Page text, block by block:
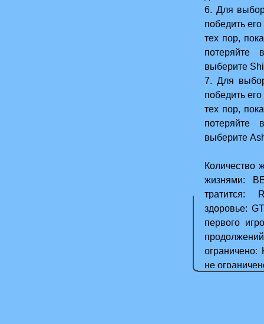
6. Для
победить
тех пор,
потеряйте
выберите
7. Для
победить
тех пор,
потеряйте
выберите
Количество
жизнями:
тратится:
здоровье:
первого
ограничено:
не